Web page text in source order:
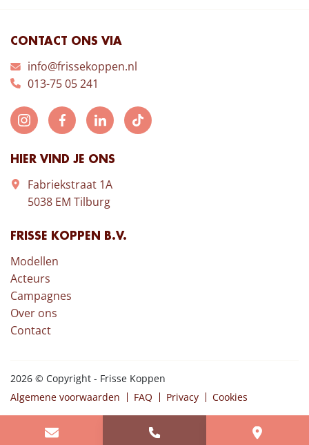
CONTACT ONS VIA
info@frissekoppen.nl
013-75 05 241
HIER VIND JE ONS
Fabriekstraat 1A
5038 EM Tilburg
FRISSE KOPPEN B.V.
Modellen
Acteurs
Campagnes
Over ons
Contact
2026 © Copyright - Frisse Koppen
Algemene voorwaarden
FAQ Privacy Cookies